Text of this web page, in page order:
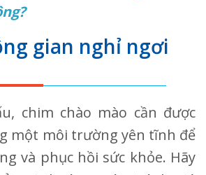
gian nghỉ ngơi
chim chào mào cần được
một môi trường yên tĩnh để
và phục hồi sức khỏe. Hãy